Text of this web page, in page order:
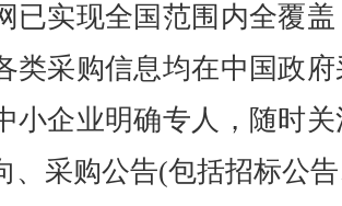
已实现全国范围内全覆
类采购信息均在中国政
小企业明确专人，随时
、采购公告(包括招标公